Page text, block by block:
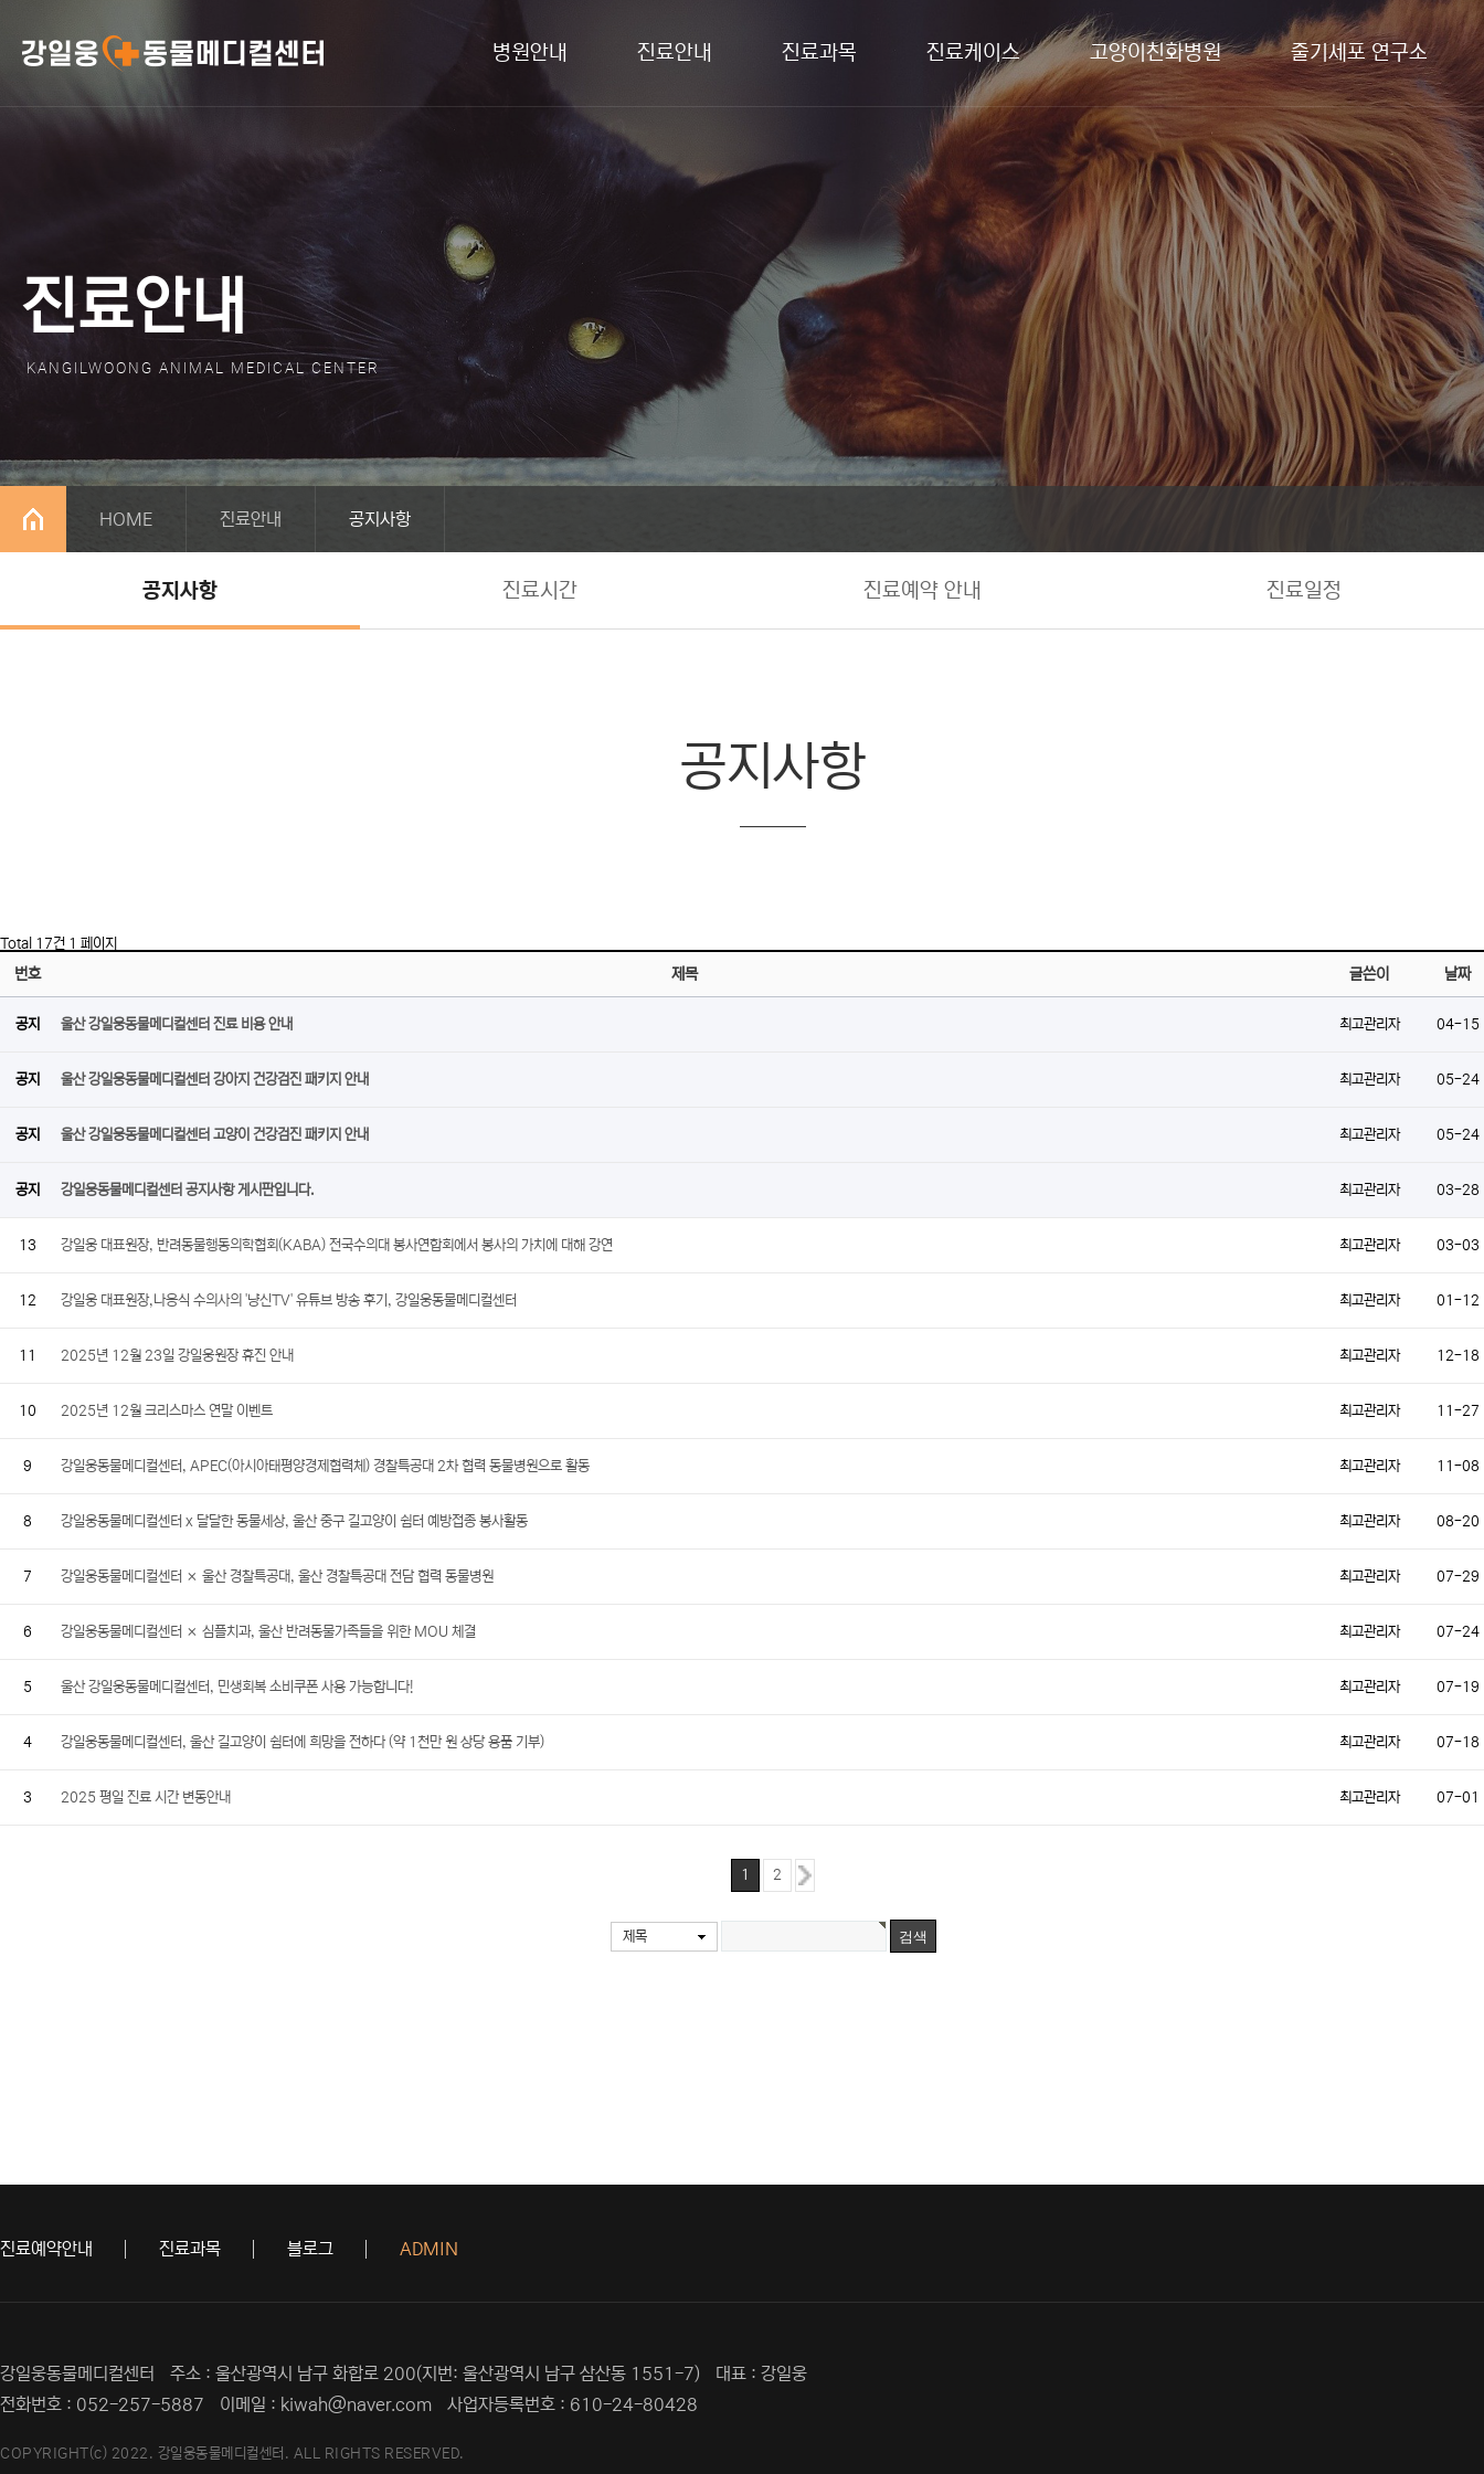
병원안내 진료안내 진료과목 진료케이스 고양이친화병원 줄기세포 연구소
진료안내
KANGILWOONG ANIMAL MEDICAL CENTER
HOME 진료안내 공지사항
공지사항 진료시간 진료예약 안내 진료일정
공지사항
Total 17건 1 페이지
번호 제목 글쓴이 날짜
공지 울산 강일웅동물메디컬센터 진료 비용 안내 최고관리자 04-15
공지 울산 강일웅동물메디컬센터 강아지 건강검진 패키지 안내 최고관리자 05-24
공지 울산 강일웅동물메디컬센터 고양이 건강검진 패키지 안내 최고관리자 05-24
공지 강일웅동물메디컬센터 공지사항 게시판입니다. 최고관리자 03-28
13 강일웅 대표원장, 반려동물행동의학협회(KABA) 전국수의대 봉사연합회에서 봉사의 가치에 대해 강연 최고관리자 03-03
12 강일웅 대표원장,나응식 수의사의 '냥신TV' 유튜브 방송 후기, 강일웅동물메디컬센터 최고관리자 01-12
11 2025년 12월 23일 강일웅원장 휴진 안내 최고관리자 12-18
10 2025년 12월 크리스마스 연말 이벤트 최고관리자 11-27
9 강일웅동물메디컬센터, APEC(아시아태평양경제협력체) 경찰특공대 2차 협력 동물병원으로 활동 최고관리자 11-08
8 강일웅동물메디컬센터 x 달달한 동물세상, 울산 중구 길고양이 쉼터 예방접종 봉사활동 최고관리자 08-20
7 강일웅동물메디컬센터 × 울산 경찰특공대, 울산 경찰특공대 전담 협력 동물병원 최고관리자 07-29
6 강일웅동물메디컬센터 × 심플치과, 울산 반려동물가족들을 위한 MOU 체결 최고관리자 07-24
5 울산 강일웅동물메디컬센터, 민생회복 소비쿠폰 사용 가능합니다! 최고관리자 07-19
4 강일웅동물메디컬센터, 울산 길고양이 쉼터에 희망을 전하다 (약 1천만 원 상당 용품 기부) 최고관리자 07-18
3 2025 평일 진료 시간 변동안내 최고관리자 07-01
1 2
제목
진료예약안내 진료과목 블로그 ADMIN
강일웅동물메디컬센터 주소 : 울산광역시 남구 화합로 200(지번: 울산광역시 남구 삼산동 1551-7)
대표 : 강일웅
전화번호 : 052-257-5887
이메일 : kiwah@naver.com 사업자등록번호 : 610-24-80428
COPYRIGHT(c) 2022. 강일웅동물메디컬센터. ALL RIGHTS RESERVED.